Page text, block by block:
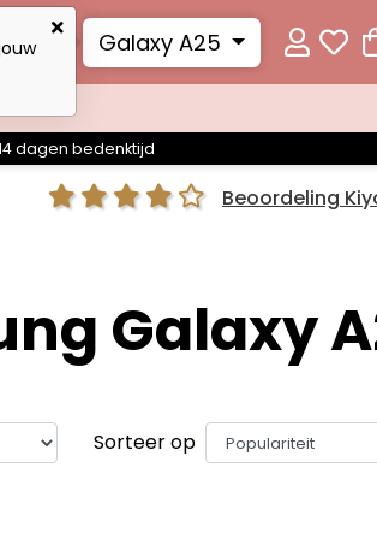
Galaxy A25
dagen bedenktijd
Beoordeling
Galaxy
Sorteer op